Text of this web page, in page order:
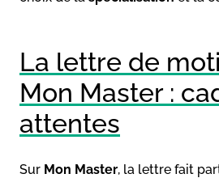
La lettre de
Mon Master :
attentes
Sur Mon Master, la lettre fait